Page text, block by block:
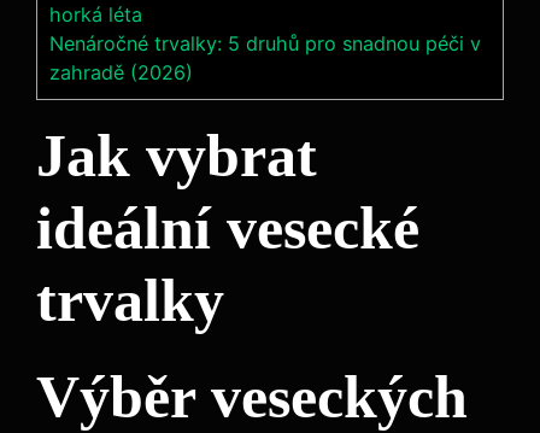
horká léta
Nenáročné trvalky: 5 druhů pro snadnou péči v
zahradě (2026)
Jak vybrat
ideální vesecké
trvalky
Výběr veseckých